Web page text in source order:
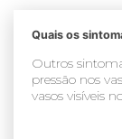
Quais os
Outros
pressão nos
vasos visíveis